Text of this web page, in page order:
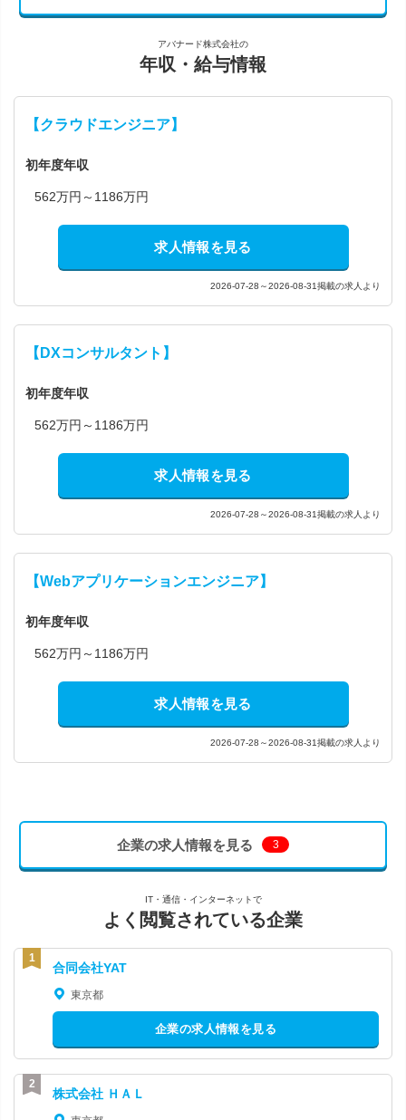
アバナード株式会社の
年収・給与情報
【クラウドエンジニア】
初年度年収
562万円～1186万円
求人情報を見る
2026-07-28～2026-08-31掲載の求人より
【DXコンサルタント】
初年度年収
562万円～1186万円
求人情報を見る
2026-07-28～2026-08-31掲載の求人より
【Webアプリケーションエンジニア】
初年度年収
562万円～1186万円
求人情報を見る
2026-07-28～2026-08-31掲載の求人より
企業の求人情報を見る 3
IT・通信・インターネットで
よく閲覧されている企業
合同会社YAT
東京都
企業の求人情報を見る
株式会社 ＨＡＬ